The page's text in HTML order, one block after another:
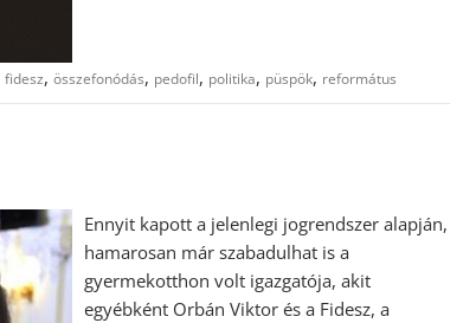
fidesz, összefonódás, pedofil, politika, püspök, református
Ennyit kapott a jelenlegi jogrendszer alapján,
hamarosan már szabadulhat is a
gyermekotthon volt igazgatója, akit
egyébként Orbán Viktor és a Fidesz, a